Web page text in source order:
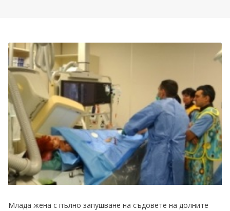
Млада жена с пълно запушване на съдовете на долните